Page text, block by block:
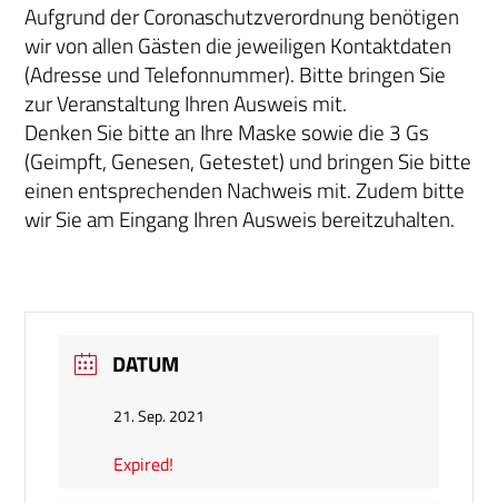
Aufgrund der Coronaschutzverordnung benötigen
wir von allen Gästen die jeweiligen Kontaktdaten
(Adresse und Telefonnummer). Bitte bringen Sie
zur Veranstaltung Ihren Ausweis mit.
Denken Sie bitte an Ihre Maske sowie die 3 Gs
(Geimpft, Genesen, Getestet) und bringen Sie bitte
einen entsprechenden Nachweis mit. Zudem bitte
wir Sie am Eingang Ihren Ausweis bereitzuhalten.
DATUM
21. Sep. 2021
Expired!